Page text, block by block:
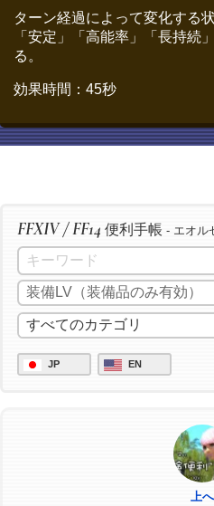
/ac "グレートストライ
/ac "下地加工" <wait.3>
/ac "イノベーション"
/ac "グレートストライ
ターン経過によって変化する
「安定」「高能率」「長持続
る。
効果時間：45秒
FFXIV / FF14 便利手帳 - エオル
JP EN
上へ